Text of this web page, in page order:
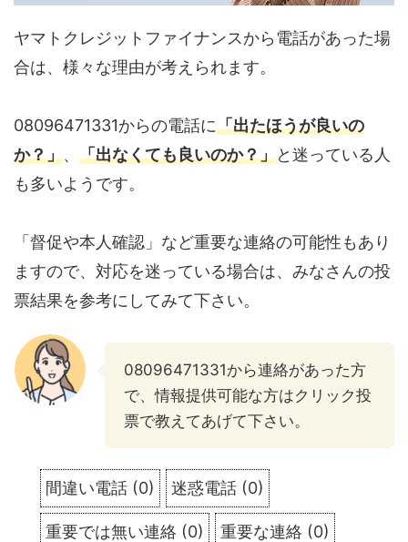
ヤマトクレジットファイナンスから電話があった場
合は、様々な理由が考えられます。
08096471331からの電話に「出たほうが良いの
か？」、 「出なくても良いのか？」と迷っている人
も多いようです。
「督促や本人確認」など重要な連絡の可能性もあり
ますので、対応を迷っている場合は、みなさんの投
票結果を参考にしてみて下さい。
08096471331から連絡があった方
で、情報提供可能な方はクリック投
票で教えてあげて下さい。
間違い電話 (0) 迷惑電話 (0)
重要では無い連絡 (0) 重要な連絡 (0)